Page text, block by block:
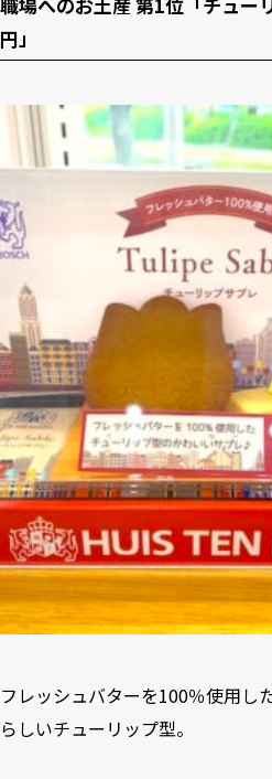
「ミッフィー＆メラニーサ
7 【お菓子の城】
お土産お菓子を実食！
ハウステンボスはお土産探しが楽
円」
フレッシュバターを100％使用し
らしいチューリップ型。